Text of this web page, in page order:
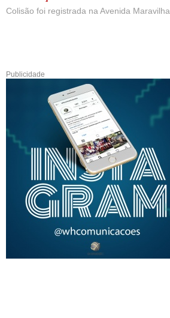
Colisão foi registrada na Avenida Maravilha
Publicidade